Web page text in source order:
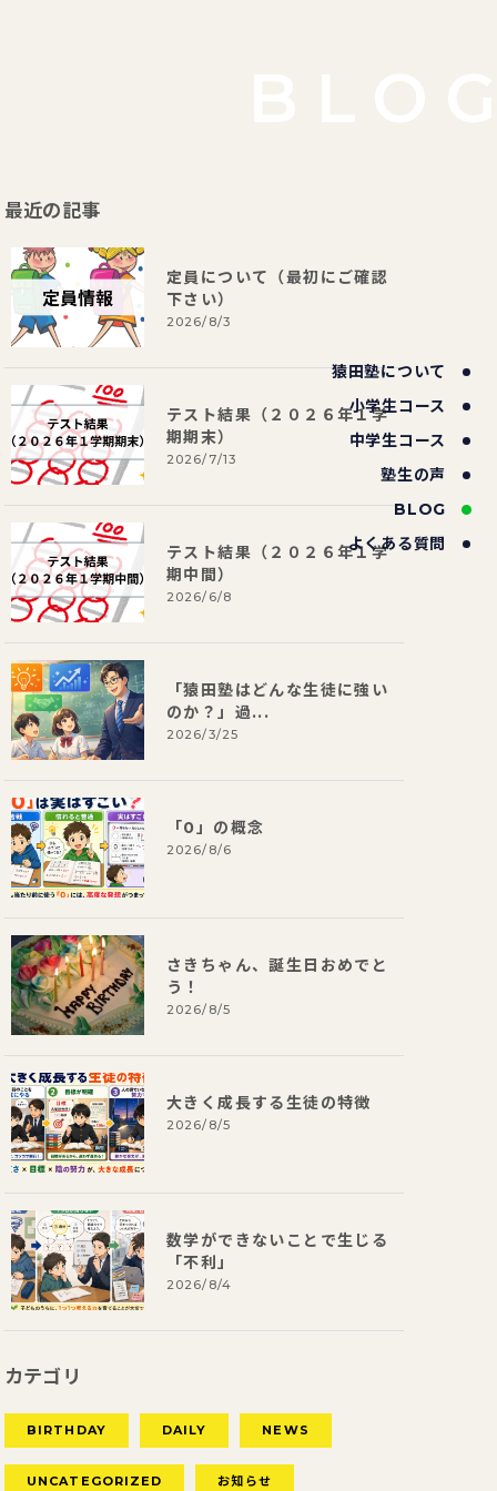
猿田塾について
小学生コース
中学生コース
塾生の声
BLOG
よくある質問
最近の記事
定員について（最初にご確認
下さい）
2026/8/3
テスト結果（２０２６年１学
期期末）
2026/7/13
テスト結果（２０２６年１学
期中間）
2026/6/8
「猿田塾はどんな生徒に強い
のか？」過...
2026/3/25
「0」の概念
2026/8/6
さきちゃん、誕生日おめでと
う！
2026/8/5
大きく成長する生徒の特徴
2026/8/5
数学ができないことで生じる
「不利」
2026/8/4
カテゴリ
BIRTHDAY DAILY NEWS
UNCATEGORIZED お知らせ